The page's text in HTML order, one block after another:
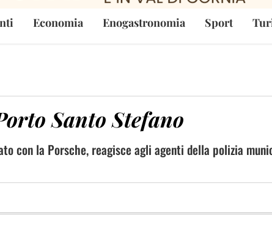
Economia Enogastronomia Sport
Santo Stefano
con la Porsche, reagisce agli agenti della polizia